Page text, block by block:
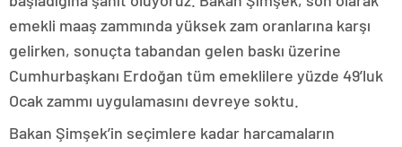
emekli maaş zammında yüksek zam oranlarına karşı
gelirken, sonuçta tabandan gelen baskı üzerine
Cumhurbaşkanı Erdoğan tüm emeklilere yüzde 49’luk
Ocak zammı uygulamasını devreye soktu.
Bakan Şimşek’in seçimlere kadar harcamaların